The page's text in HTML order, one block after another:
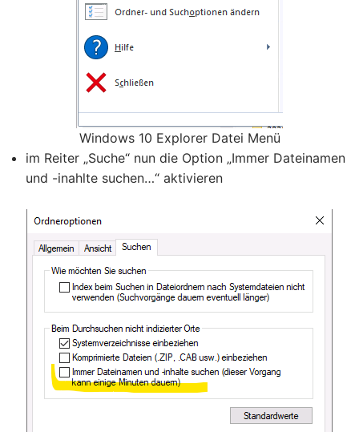
Windows 10 Explorer Datei Menü
im Reiter „Suche“ nun die Option „Immer Dateinamen
und -inahlte suchen…“ aktivieren